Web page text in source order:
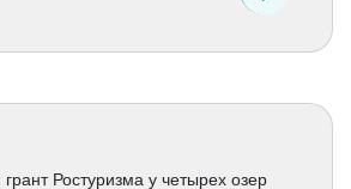
Ростуризма у четырех озер